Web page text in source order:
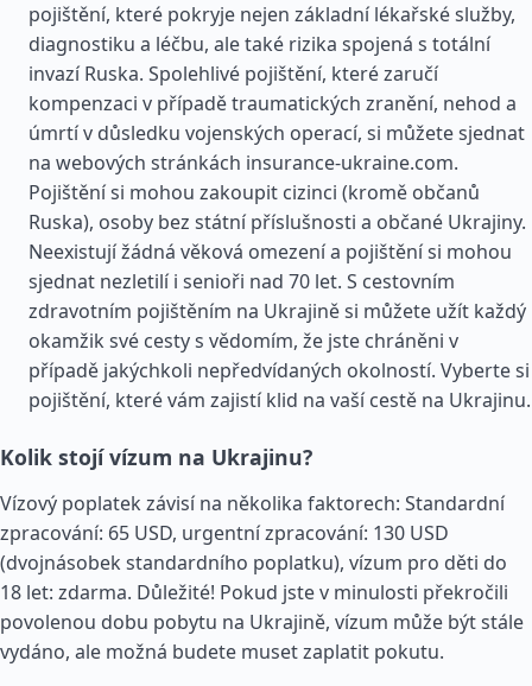
pojištění, které pokryje nejen základní lékařské služby,
diagnostiku a léčbu, ale také rizika spojená s totální
invazí Ruska. Spolehlivé pojištění, které zaručí
kompenzaci v případě traumatických zranění, nehod a
úmrtí v důsledku vojenských operací, si můžete sjednat
na webových stránkách insurance-ukraine.com.
Pojištění si mohou zakoupit cizinci (kromě občanů
Ruska), osoby bez státní příslušnosti a občané Ukrajiny.
Neexistují žádná věková omezení a pojištění si mohou
sjednat nezletilí i senioři nad 70 let. S cestovním
zdravotním pojištěním na Ukrajině si můžete užít každý
okamžik své cesty s vědomím, že jste chráněni v
případě jakýchkoli nepředvídaných okolností. Vyberte si
pojištění, které vám zajistí klid na vaší cestě na Ukrajinu.
Kolik stojí vízum na Ukrajinu?
Vízový poplatek závisí na několika faktorech: Standardní
zpracování: 65 USD, urgentní zpracování: 130 USD
(dvojnásobek standardního poplatku), vízum pro děti do
18 let: zdarma. Důležité! Pokud jste v minulosti překročili
povolenou dobu pobytu na Ukrajině, vízum může být stále
vydáno, ale možná budete muset zaplatit pokutu.